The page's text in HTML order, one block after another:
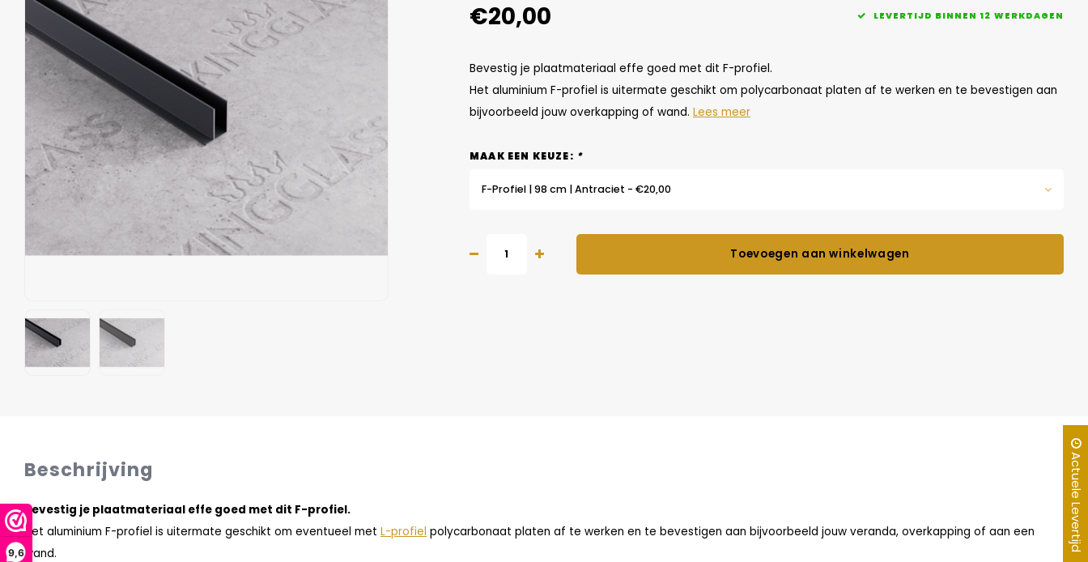
9,6
€20,00 LEVERTIJD BINNEN 12 WERKDAGEN
Bevestig je plaatmateriaal effe goed met dit F-profiel.
Het aluminium F-profiel is uitermate geschikt om polycarbonaat platen af te werken en te bevestigen aan
bijvoorbeeld jouw overkapping of wand. Lees meer
MAAK EEN KEUZE: *
F-Profiel | 98 cm | Antraciet - €20,00
Toevoegen aan winkelwagen
Beschrijving
Bevestig je plaatmateriaal effe goed met dit F-profiel.
Het aluminium F-profiel is uitermate geschikt om eventueel met L-profiel polycarbonaat platen af te werken en te bevestigen aan bijvoorbeeld jouw veranda, overkapping of aan een
wand.
Actuele Levertijd